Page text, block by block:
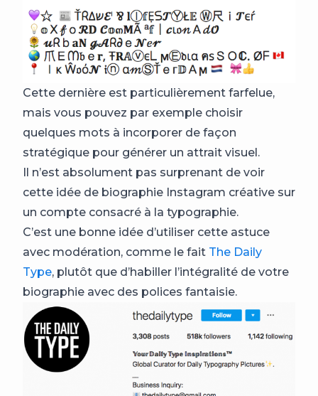
Cette dernière est particulièrement farfelue,
mais vous pouvez par exemple choisir
quelques mots à incorporer de façon
stratégique pour générer un attrait visuel.
Il n’est absolument pas surprenant de voir
cette idée de biographie Instagram créative sur
un compte consacré à la typographie.
C’est une bonne idée d’utiliser cette astuce
avec modération, comme le fait The Daily
Type, plutôt que d’habiller l’intégralité de votre
biographie avec des polices fantaisie.